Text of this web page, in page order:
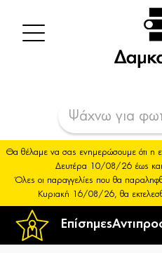
Επίσημες
Θα θέλαμε να σας ενημερώσουμε ότι η
Δευτέρα 10/08/26 έως
Όλες οι παραγγελίες που θα
Κυριακή 16/08/26, θα